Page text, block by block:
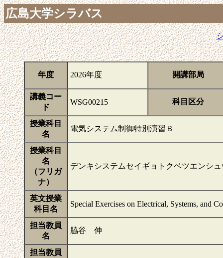
広島大学シラバス
年度 2026年度 開講部局
講義コー
ド
WSG00215 科目区分
授業科目
名
電気システム制御特別演習Ｂ
授業科目
名
（フリガ
ナ）
デンキシステムセイギョトクベツエンシ
英文授業
科目名
Special Exercises on Electrical, Systems, and
担当教員
名
脇谷 伸
担当教員